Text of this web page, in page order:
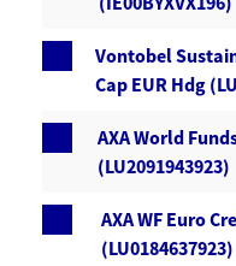
Vontobel
Cap EUR Hdg
AXA World
(LU2091943923)
AXA WF Euro
(LU0184637923)